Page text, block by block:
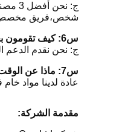
شخص،فريق مخصص من 15 شخصاً، 18 مكتب، 9 وكلاء وأكثر من 20 الموزعين
س6: كيف تقومون بخدمة ما بعد البيع؟
ج: نحن نقدم الدعم
س7: ماذا عن الوقت المحدد؟
عادة لدينا مواد خام في
مقدمة الشركة: